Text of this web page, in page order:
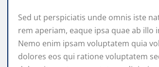
Sed ut perspiciatis unde omnis iste
rem aperiam, eaque ipsa quae ab
Nemo enim ipsam voluptatem quia
dolores eos qui ratione voluptatem